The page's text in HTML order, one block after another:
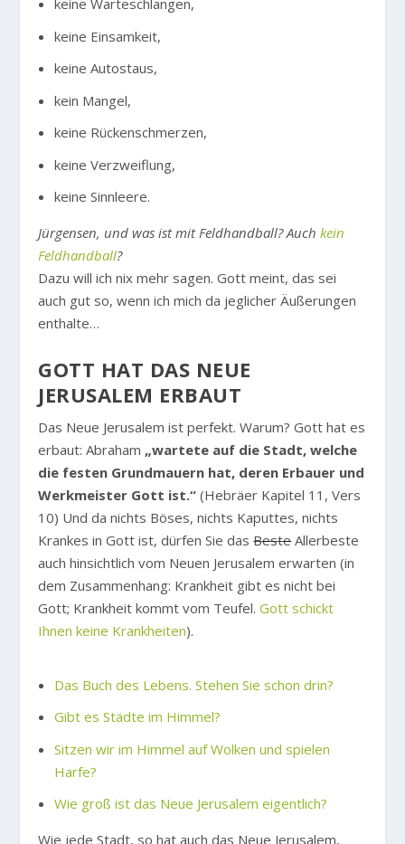
keine Warteschlangen,
keine Einsamkeit,
keine Autostaus,
kein Mangel,
keine Rückenschmerzen,
keine Verzweiflung,
keine Sinnleere.
Jürgensen, und was ist mit Feldhandball? Auchkein
Feldhandball?
Dazu will ich nix mehr sagen. Gott meint, das sei
auch gut so, wenn ich mich da jeglicher Äußerungen
enthalte…
GOTT HAT DAS NEUE
JERUSALEM ERBAUT
Das Neue Jerusalem ist perfekt. Warum? Gott hat es
erbaut: Abraham „wartete auf die Stadt, welche
die festen Grundmauern hat, deren Erbauer und
Werkmeister Gott ist.“ (Hebräer Kapitel 11, Vers
10) Und da nichts Böses, nichts Kaputtes, nichts
Krankes in Gott ist, dürfen Sie dasBesteAllerbeste
auch hinsichtlich vom Neuen Jerusalem erwarten (in
dem Zusammenhang: Krankheit gibt es nicht bei
Gott; Krankheit kommt vom Teufel.Gott schickt
Ihnen keine Krankheiten).
Das Buch des Lebens. Stehen Sie schon drin?
Gibt es Städte im Himmel?
Sitzen wir im Himmel auf Wolken und spielen
Harfe?
Wie groß ist das Neue Jerusalem eigentlich?
Wie jede Stadt, so hat auch das Neue Jerusalem,